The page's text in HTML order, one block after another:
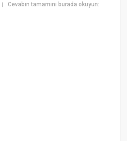
|Cevabın tamamını burada okuyun: